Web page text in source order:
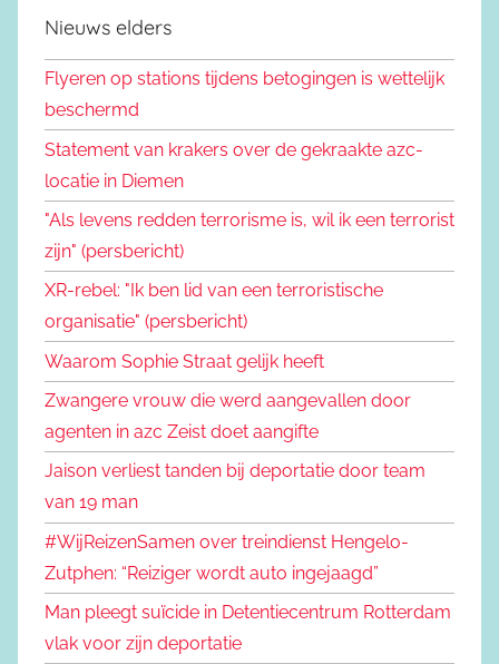
Nieuws elders
Flyeren op stations tijdens betogingen is wettelijk
beschermd
Statement van krakers over de gekraakte azc-
locatie in Diemen
"Als levens redden terrorisme is, wil ik een terrorist
zijn" (persbericht)
XR-rebel: "Ik ben lid van een terroristische
organisatie" (persbericht)
Waarom Sophie Straat gelijk heeft
Zwangere vrouw die werd aangevallen door
agenten in azc Zeist doet aangifte
Jaison verliest tanden bij deportatie door team
van 19 man
#WijReizenSamen over treindienst Hengelo-
Zutphen: “Reiziger wordt auto ingejaagd”
Man pleegt suïcide in Detentiecentrum Rotterdam
vlak voor zijn deportatie